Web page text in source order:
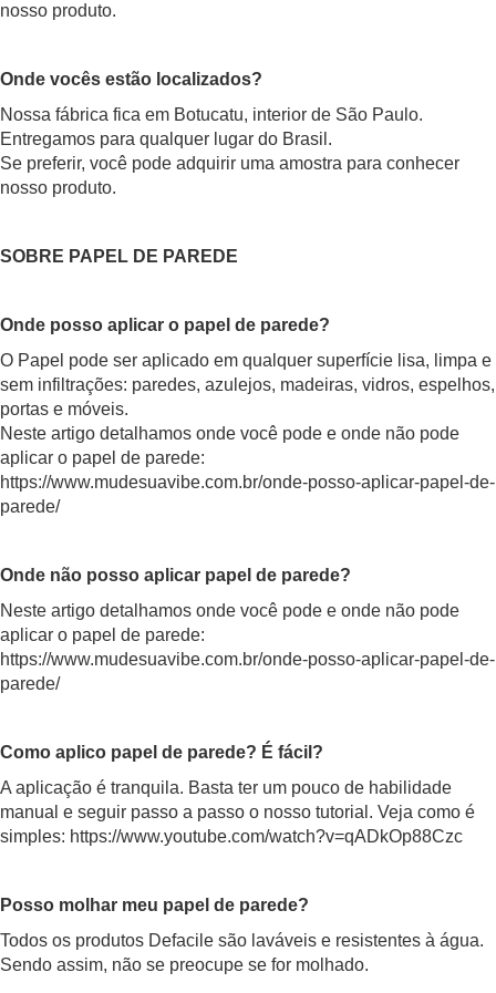
nosso produto.
Onde vocês estão localizados?
Nossa fábrica fica em Botucatu, interior de São Paulo.
Entregamos para qualquer lugar do Brasil.
Se preferir, você pode adquirir uma amostra para conhecer
nosso produto.
SOBRE PAPEL DE PAREDE
Onde posso aplicar o papel de parede?
O Papel pode ser aplicado em qualquer superfície lisa, limpa e
sem infiltrações: paredes, azulejos, madeiras, vidros, espelhos,
portas e móveis.
Neste artigo detalhamos onde você pode e onde não pode
aplicar o papel de parede:
https://www.mudesuavibe.com.br/onde-posso-aplicar-papel-de-
parede/
Onde não posso aplicar papel de parede?
Neste artigo detalhamos onde você pode e onde não pode
aplicar o papel de parede:
https://www.mudesuavibe.com.br/onde-posso-aplicar-papel-de-
parede/
Como aplico papel de parede? É fácil?
A aplicação é tranquila. Basta ter um pouco de habilidade
manual e seguir passo a passo o nosso tutorial. Veja como é
simples: https://www.youtube.com/watch?v=qADkOp88Czc
Posso molhar meu papel de parede?
Todos os produtos Defacile são laváveis e resistentes à água.
Sendo assim, não se preocupe se for molhado.